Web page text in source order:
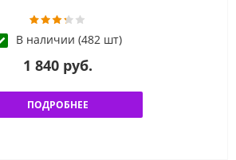
В наличии (482 шт)
1 840 руб.
ПОДРОБНЕЕ